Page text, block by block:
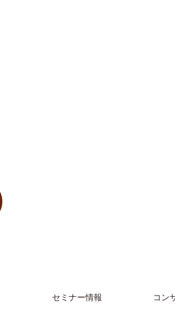
セミナー情報 コン